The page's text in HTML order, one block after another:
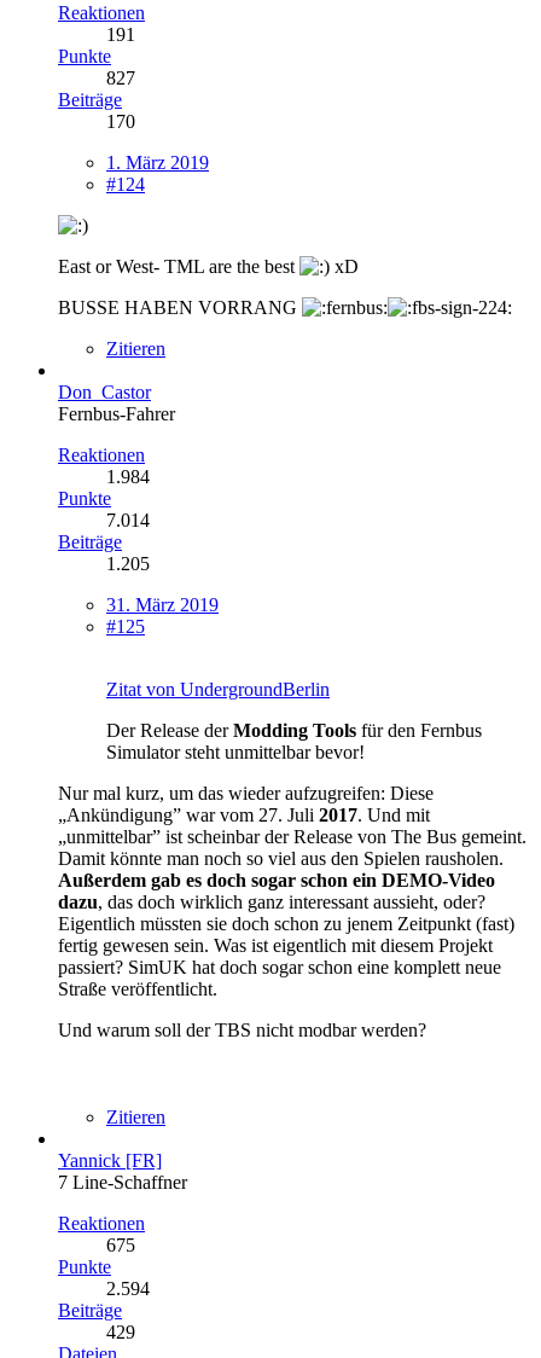
Reaktionen
191
Punkte
827
Beiträge
170
1. März 2019
#124
East or West- TML are the best
xD
BUSSE HABEN VORRANG
Zitieren
Don_Castor
Fernbus-Fahrer
Reaktionen
1.984
Punkte
7.014
Beiträge
1.205
31. März 2019
#125
Zitat von UndergroundBerlin
Der Release derModding Tools für den Fernbus
Simulator steht unmittelbar bevor!
Nur mal kurz, um das wieder aufzugreifen: Diese
„Ankündigung” war vom 27. Juli 2017. Und mit
„unmittelbar” ist scheinbar der Release von The Bus gemeint.
Damit könnte man noch so viel aus den Spielen rausholen.
Außerdem gab es doch sogar schon ein DEMO-Video
dazu, das doch wirklich ganz interessant aussieht, oder?
Eigentlich müssten sie doch schon zu jenem Zeitpunkt (fast)
fertig gewesen sein. Was ist eigentlich mit diesem Projekt
passiert? SimUK hat doch sogar schon eine komplett neue
Straße veröffentlicht.
Und warum soll der TBS nicht modbar werden?
Zitieren
Yannick [FR]
7 Line-Schaffner
Reaktionen
675
Punkte
2.594
Beiträge
429
Dateien